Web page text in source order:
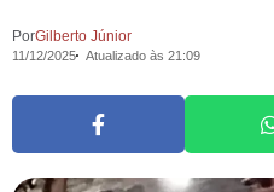
PorGilberto Júnior
11/12/2025 Atualizado às 21:09